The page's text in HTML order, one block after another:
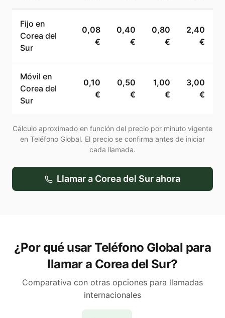
Fijo en
Corea del
Sur
0,08
€
0,40
€
0,80
€
2,40
€
Móvil en
Corea del
Sur
0,10
€
0,50
€
1,00
€
3,00
€
Cálculo aproximado en función del precio por minuto vigente
en Teléfono Global. El precio se confirma antes de iniciar
cada llamada.
Llamar a Corea del Surahora
¿Por qué usar Teléfono Global para
llamar a Corea del Sur?
Comparativa con otras opciones para llamadas
internacionales